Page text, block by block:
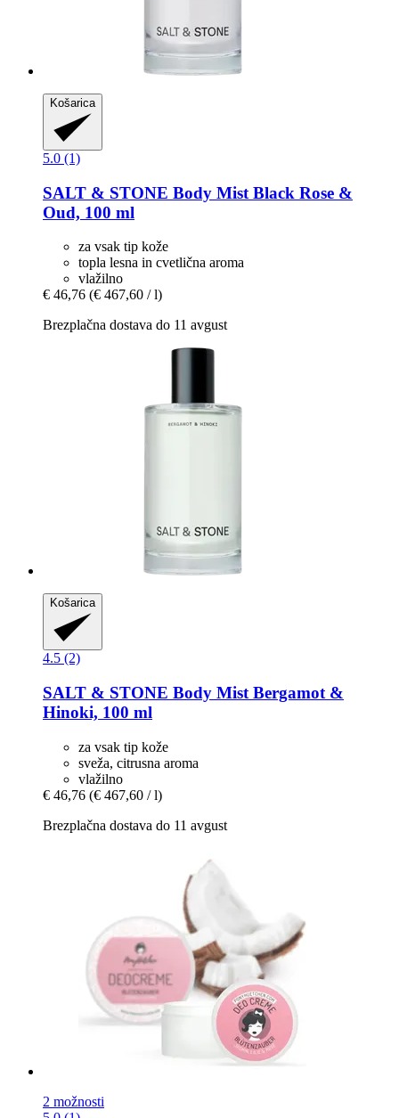
Košarica
5.0 (1)
SALT & STONE Body Mist Black Rose &
Oud, 100 ml
za vsak tip kože
topla lesna in cvetlična aroma
vlažilno
€ 46,76 (€ 467,60 / l)
Brezplačna dostava do 11 avgust
Košarica
4.5 (2)
SALT & STONE Body Mist Bergamot &
Hinoki, 100 ml
za vsak tip kože
sveža, citrusna aroma
vlažilno
€ 46,76 (€ 467,60 / l)
Brezplačna dostava do 11 avgust
2 možnosti